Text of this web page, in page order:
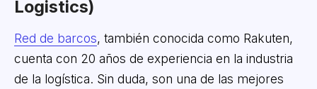
Logistics)
Red de barcos, también conocida como Rakuten,
cuenta con 20 años de experiencia en la industria
de la logística. Sin duda, son una de las mejores